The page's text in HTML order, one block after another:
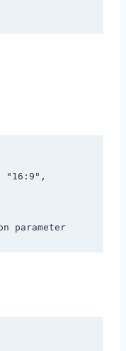
"16:9",
# 錯誤資訊: Invalid resolution parameter